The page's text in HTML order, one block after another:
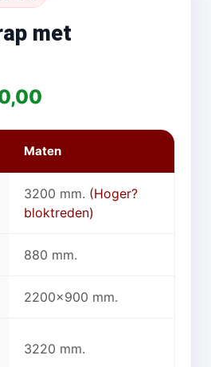
met
Maten
3200 mm. (Hoger?
bloktreden)
880 mm.
2200x900 mm.
3220 mm.